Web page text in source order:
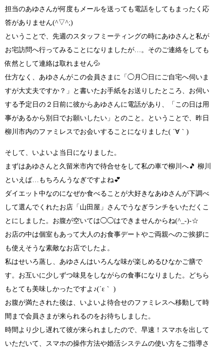
担当のあゆさんが何度もメールを送っても電話をしてもまったく応
答がありません(^▽^;)
ということで、先週のスタッフミーティングの時にあゆさんと私が
お宅訪問へ行ってみることになりましたが…。そのご連絡をしても
依然として連絡は取れません💦
仕方なく、あゆさんがこの会員さまに 「◯月◯日にご自宅へ伺いま
すが大丈夫ですか？」
と書いたお手紙をお送りしたところ、お伺い
する予定日の２日前に彼からあゆさんに電話があり、
「この日は用
事があるから別日でお願いしたい」
とのこと。ということで、昨日
柳川市内のファミレスでお会いすることになりました( ´∀｀)
そして、いよいよ当日になりました。
まずはあゆさんと久留米市内で待合せをして私の車で柳川へ🎵 柳川
といえば…もちろんうなぎですよね💕
ダイエット中なのになぜか食べることが大好きなあゆさんが下調べ
して選んでくれたお店 「山田屋」さんでうなぎランチをいただくこ
とにしました。 お腹が空いては◯◯はできませんからね(^_-)-☆
お店の中は個室もあって大人のお食事デートやご両親へのご挨拶に
も使えそうな素敵なお店でしたよ。
私はせいろ蒸し、あゆさんはいろんな味が楽しめるひなかご膳で
す。お互いに少しずつ味見をしながらの食事になりました。どちら
もとても美味しかったですよ ♪(´ε｀ )
お腹が満たされた後は、いよいよ待合せのファミレスへ移動して時
間まで会員さまが来られるのをお待ちしました。
時間より少し遅れて彼が来られましたので、早速！スマホを出して
いただいて、 スマホの操作方法や婚活システムの使い方をご指導さ